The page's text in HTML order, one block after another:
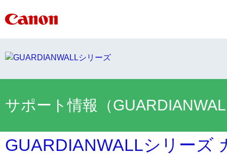
サポート情報（
GUARDIANWALLシリーズ